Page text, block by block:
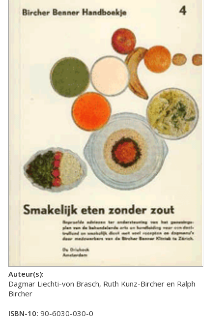
Auteur(s):
Dagmar Liechti-von Brasch, Ruth Kunz-Bircher en Ralph
Bircher
ISBN-10: 90-6030-030-0